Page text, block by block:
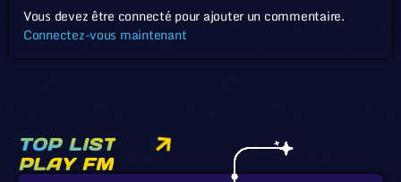
Vous devez être connecté pour ajouter un commentaire.
Connectez-vous maintenant
TOP LIST
PLAY FM